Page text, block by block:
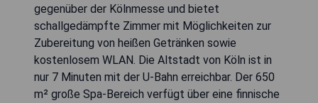
gegenüber der Kölnmesse und bietet
schallgedämpfte Zimmer mit Möglichkeiten zur
Zubereitung von heißen Getränken sowie
kostenlosem WLAN. Die Altstadt von Köln ist in
nur 7 Minuten mit der U-Bahn erreichbar. Der 650
m² große Spa-Bereich verfügt über eine finnische